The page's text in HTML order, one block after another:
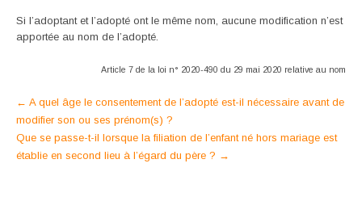
Si l’adoptant et l’adopté ont le même nom, aucune modification n’est
apportée au nom de l’adopté.
Article 7 de la loi n° 2020-490 du 29 mai 2020 relative au nom
Post
navigation
← A quel âge le consentement de l’adopté est-il nécessaire avant de
modifier son ou ses prénom(s) ?
Que se passe-t-il lorsque la filiation de l’enfant né hors mariage est
établie en second lieu à l’égard du père ? →